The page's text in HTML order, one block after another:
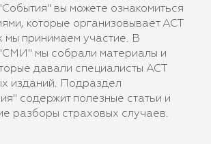
вы можете ознакомиться
которые организовывает АСТ
мы принимаем участие. В
мы собрали материалы и
давали специалисты АСТ
изданий. Подраздел
содержит полезные статьи и
разборы страховых случаев.